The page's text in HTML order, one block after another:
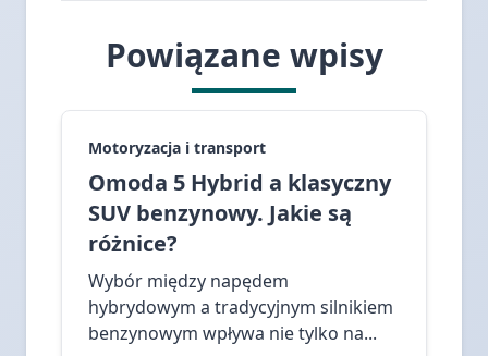
Powiązane wpisy
Motoryzacja i transport
Omoda 5 Hybrid a klasyczny
SUV benzynowy. Jakie są
różnice?
Wybór między napędem
hybrydowym a tradycyjnym silnikiem
benzynowym wpływa nie tylko na...